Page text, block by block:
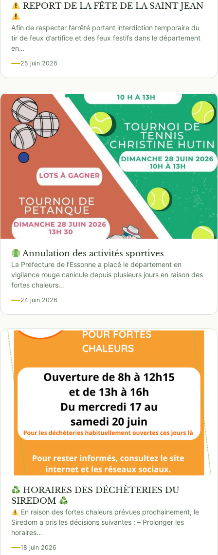
REPORT DE LA FÊTE DE LA SAINT JEAN
Afin de respecter l’arrêté portant interdiction temporaire du
tir de feux d’artifice et des feux festifs dans le département
en…
25 juin 2026
Annulation des activités sportives
La Préfecture de l’Essonne a placé le département en
vigilance rouge canicule depuis plusieurs jours en raison des
fortes chaleurs…
24 juin 2026
HORAIRES DES DÉCHÈTERIES DU
SIREDOM
En raison des fortes chaleurs prévues prochainement, le
Siredom a pris les décisions suivantes : – Prolonger les
horaires…
18 juin 2026